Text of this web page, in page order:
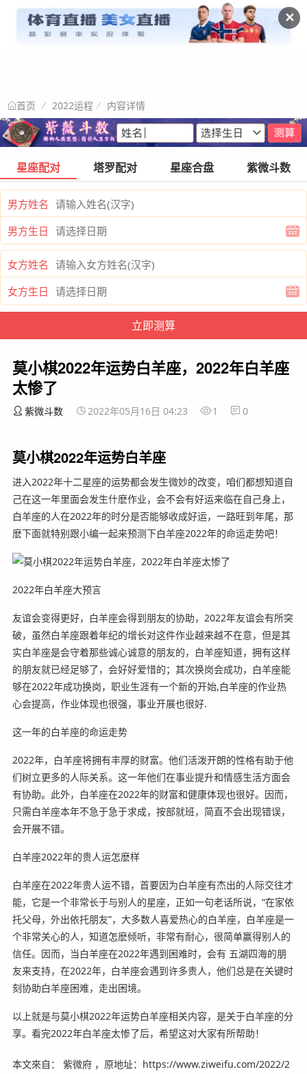
✕
首页 2022运程 内容详情
星座配对 塔罗配对 星座合盘 紫微斗数
男方姓名
男方生日
女方姓名
女方生日
莫小棋2022年运势白羊座，2022年白羊座
太惨了
紫微斗数 2022年05月16日 04:23 1 0
莫小棋2022年运势白羊座
进入2022年十二星座的运势都会发生微妙的改变，咱们都想知道自
己在这一年里面会发生什麽作业，会不会有好运来临在自己身上，
白羊座的人在2022年的时分是否能够收成好运，一路旺到年尾，那
麽下面就特别跟小编一起来预测下白羊座2022年的命运走势吧！
2022年白羊座大预言
友谊会变得更好，白羊座会得到朋友的协助，2022年友谊会有所突
破，虽然白羊座跟着年纪的增长对这件作业越来越不在意，但是其
实白羊座是会守着那些诚心诚意的朋友的，白羊座知道，拥有这样
的朋友就已经足够了，会好好爱惜的；其次换岗会成功，白羊座能
够在2022年成功换岗，职业生涯有一个新的开始,白羊座的作业热
心会提高，作业体现也很强，事业开展也很好.
这一年的白羊座的命运走势
2022年，白羊座将拥有丰厚的财富。他们活泼开朗的性格有助于他
们树立更多的人际关系。这一年他们在事业提升和情感生活方面会
有协助。此外，白羊座在2022年的财富和健康体现也很好。因而，
只需白羊座本年不急于急于求成，按部就班，简直不会出现错误，
会开展不错。
白羊座2022年的贵人运怎麽样
白羊座在2022年贵人运不错，首要因为白羊座有杰出的人际交往才
能，它是一个非常长于与别人的星座，正如一句老话所说，“在家依
托父母，外出依托朋友”，大多数人喜爱热心的白羊座，白羊座是一
个非常关心的人，知道怎麽倾听，非常有耐心，很简单赢得别人的
信任。因而，当白羊座在2022年遇到困难时，会有 五湖四海的朋
友来支持，在2022年，白羊座会遇到许多贵人，他们总是在关键时
刻协助白羊座困难，走出困境。
以上就是与莫小棋2022年运势白羊座相关内容，是关于白羊座的分
享。看完2022年白羊座太惨了后，希望这对大家有所帮助！
本文來自： 紫微府 ，原地址：https://www.ziweifu.com/2022/2